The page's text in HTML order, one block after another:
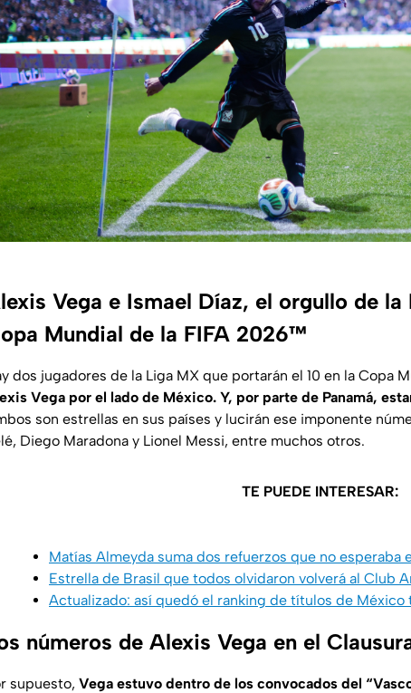
Vega e Ismael Díaz, el orgullo de la
Mundial de la FIFA 2026™
dos jugadores de la Liga MX que portarán el 10 en la Copa
Vega por el lado de México. Y, por parte de Panamá,
son estrellas en sus países y lucirán ese imponente
Diego Maradona y Lionel Messi, entre muchos otros.
TE PUEDE INTERESAR:
Matías Almeyda suma dos refuerzos que no esperaba
Estrella de Brasil que todos olvidaron volverá al Club
Actualizado: así quedó el ranking de títulos de México
números de Alexis Vega en el
supuesto, Vega estuvo dentro de los convocados del